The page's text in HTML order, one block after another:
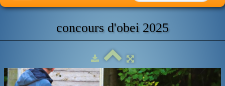
ACCUEIL
EDUCATION
OBEISSANCE
concours d'obei 2025